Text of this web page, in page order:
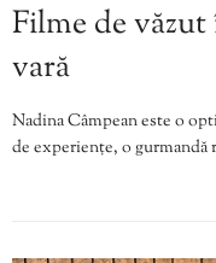
Filme de văzut
vară
Nadina Câmpean este o
de experiențe, o gurmandă